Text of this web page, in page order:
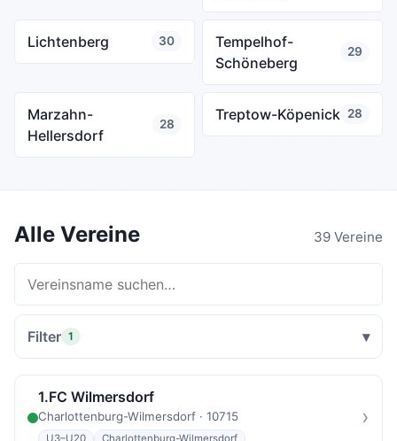
Lichtenberg 30
Tempelhof-
Schöneberg
29
Marzahn-
Hellersdorf
28
Treptow-Köpenick 28
Alle Vereine 39 Vereine
Filter 1
1.FC Wilmersdorf
Charlottenburg-Wilmersdorf · 10715
U3–U20 Charlottenburg-Wilmersdorf
›